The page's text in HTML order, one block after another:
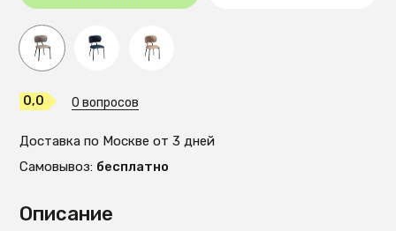
Описание
0,0 0 вопросов
Доставка по Москве от 3 дней
Самовывоз: бесплатно